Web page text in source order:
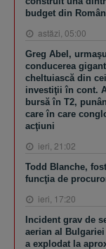
budget din
astăzi, 05:00
Greg Abel,
conducerea
cheltuiască din
investiţii în cont.
bursă în T2,
care în care
acţiuni
ieri, 21:02
Todd Blanche,
funcţia de
ieri, 17:20
Incident grav de
aerian al
a explodat la